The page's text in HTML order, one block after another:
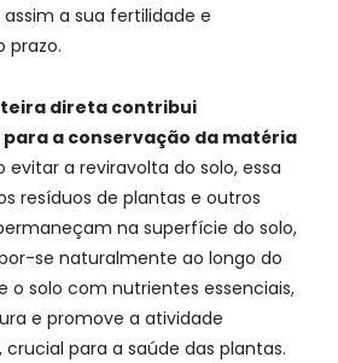
a sua fertilidade e
prazo.
direta contribui
a conservação da matéria
evitar a reviravolta do solo, essa
resíduos de plantas e outros
na superfície do solo,
se naturalmente ao longo do
o solo com nutrientes essenciais,
e promove a atividade
para a saúde das plantas.